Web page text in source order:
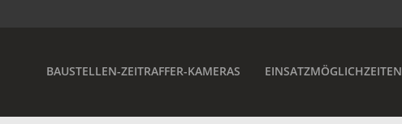
BAUSTELLEN-ZEITRAFFER-KAMERAS EINSATZMÖGLICHZEITEN